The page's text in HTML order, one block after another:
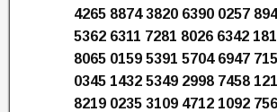
4265 8874 3820 6390 0257
5362 6311 7281 8026 6342
8065 0159 5391 5704 6947
0345 1432 5349 2998 7458
8219 0235 3109 4712 1092